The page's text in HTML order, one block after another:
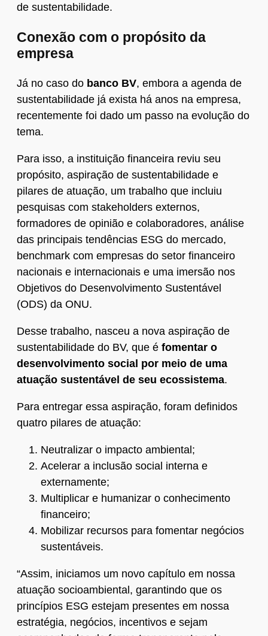
de sustentabilidade.
Conexão com o propósito da
empresa
Já no caso do banco BV, embora a agenda de
sustentabilidade já exista há anos na empresa,
recentemente foi dado um passo na evolução do
tema.
Para isso, a instituição financeira reviu seu
propósito, aspiração de sustentabilidade e
pilares de atuação, um trabalho que incluiu
pesquisas com stakeholders externos,
formadores de opinião e colaboradores, análise
das principais tendências ESG do mercado,
benchmark com empresas do setor financeiro
nacionais e internacionais e uma imersão nos
Objetivos do Desenvolvimento Sustentável
(ODS) da ONU.
Desse trabalho, nasceu a nova aspiração de
sustentabilidade do BV, que é fomentar o
desenvolvimento social por meio de uma
atuação sustentável de seu ecossistema.
Para entregar essa aspiração, foram definidos
quatro pilares de atuação:
Neutralizar o impacto ambiental;
Acelerar a inclusão social interna e
externamente;
Multiplicar e humanizar o conhecimento
financeiro;
Mobilizar recursos para fomentar negócios
sustentáveis.
“Assim, iniciamos um novo capítulo em nossa
atuação socioambiental, garantindo que os
princípios ESG estejam presentes em nossa
estratégia, negócios, incentivos e sejam